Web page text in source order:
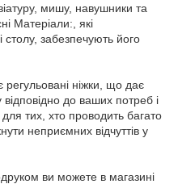
мишу, навушники та
Матеріали:, які
столу, забезпечують його
ніжки, що дає
до ваших потреб і
тих, хто проводить багато
неприємних відчуттів у
ви можете в магазині